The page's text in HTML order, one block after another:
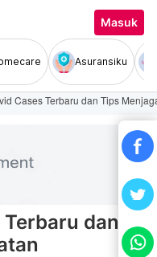
Masuk
Asuransiku
Cases Terbaru dan Tips
dan